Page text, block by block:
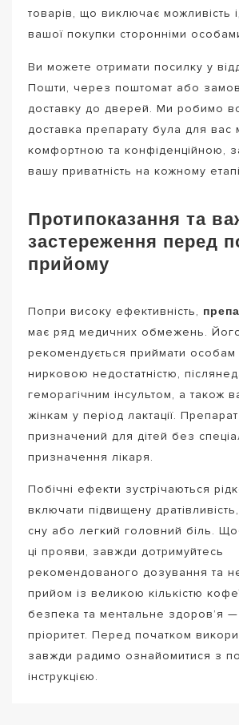
товарів, що виключає можливість
вашої покупки сторонніми
Ви можете отримати посилку у
Пошти, через поштомат або
доставку до дверей. Ми робимо
доставка препарату була для вас
комфортною та конфіденційною,
вашу приватність на кожному етапі
Протипоказання та
застереження перед
прийому
Попри високу ефективність,
має ряд медичних обмежень.
рекомендується приймати особам
нирковою недостатністю,
геморагічним інсультом, а також
жінкам у період лактації.
призначений для дітей без
призначення лікаря.
Побічні ефекти зустрічаються
включати підвищену
сну або легкий головний біль.
ці прояви, завжди дотримуйтесь
рекомендованого дозування та
прийом із великою кількістю
безпека та ментальне здоров’я
пріоритет. Перед початком
завжди радимо ознайомитися з
інструкцією.